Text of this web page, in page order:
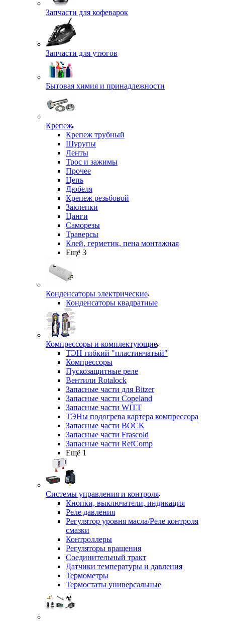
Запчасти для кофеварок
Запчасти для утюгов
Бытовая химия и принадлежности
Крепеж
Крепеж трубный
Шурупы
Ленты
Трос и зажимы
Прочее
Цепь
Дюбеля
Крепеж резьбовой
Заклепки
Цанги
Саморезы
Траверсы
Клей, герметик, пена монтажная
Ещё 3
Конденсаторы электрические
Конденсаторы квадратные
Компрессоры и комплектующие
ТЭН гибкий "пластинчатый"
Компрессоры
Пускозащитные реле
Вентили Rotalock
Запасные части для Bitzer
Запасные части Copeland
Запасные части WITT
ТЭНы подогрева картера компрессора
Запасные части BOCK
Запасные части Frascold
Запасные части RefComp
Ещё 1
Системы управления и контроля
Кнопки, выключатели, индикация
Реле давления
Регулятор уровня масла/Реле контроля
смазки
Контроллеры
Регуляторы вращения
Соединительный тракт
Датчики температуры и давления
Термометры
Термостаты универсальные